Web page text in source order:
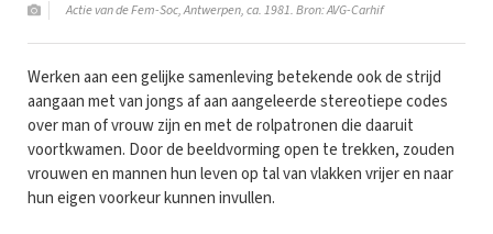
Actie van de Fem-Soc, Antwerpen, ca. 1981. Bron: AVG-Carhif
Werken aan een gelijke samenleving betekende ook de strijd
aangaan met van jongs af aan aangeleerde stereotiepe codes
over man of vrouw zijn en met de rolpatronen die daaruit
voortkwamen. Door de beeldvorming open te trekken, zouden
vrouwen en mannen hun leven op tal van vlakken vrijer en naar
hun eigen voorkeur kunnen invullen.